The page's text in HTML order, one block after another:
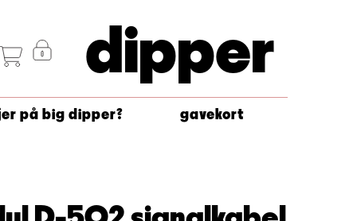
dipper
på big dipper? gavekort